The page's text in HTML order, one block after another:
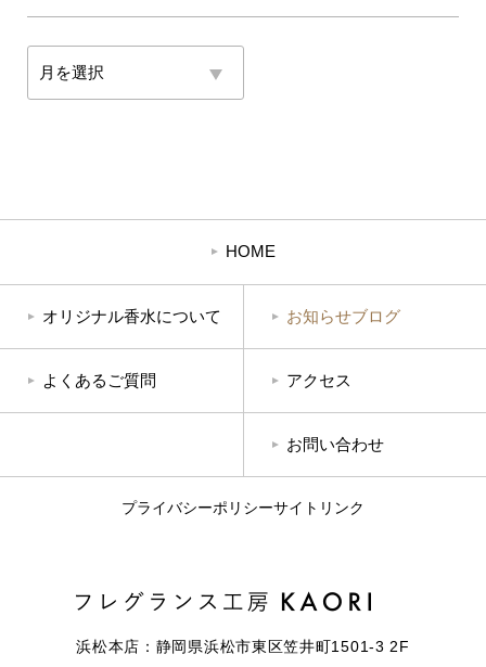
HOME
オリジナル香水について
よくあるご質問
お知らせブログ
アクセス
お問い合わせ
プライバシーポリシーサイトリンク
浜松本店：静岡県浜松市東区笠井町1501-3 2F